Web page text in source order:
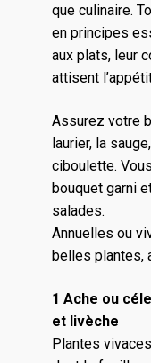
que culinaire.
en principes
aux plats, leur
attisent
Assurez votre
laurier, la
ciboulette.
bouquet garni
salades.
Annuelles ou
belles plantes,
1 Ache ou
et livèche
Plantes